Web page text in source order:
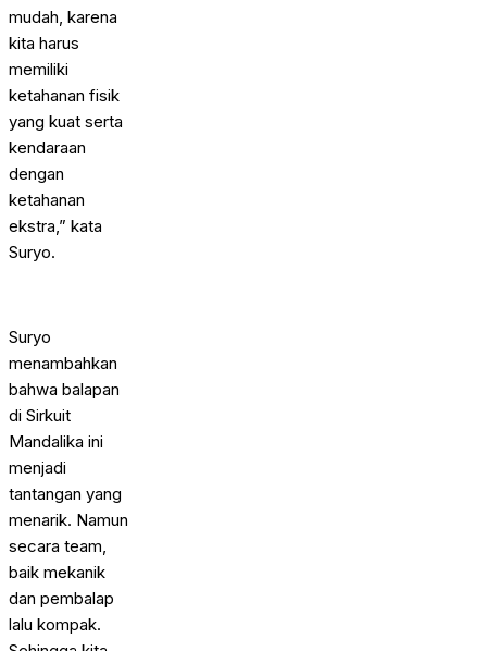
mudah, karena
kita harus
memiliki
ketahanan fisik
yang kuat serta
kendaraan
dengan
ketahanan
ekstra,” kata
Suryo.
Suryo
menambahkan
bahwa balapan
di Sirkuit
Mandalika ini
menjadi
tantangan yang
menarik. Namun
secara team,
baik mekanik
dan pembalap
lalu kompak.